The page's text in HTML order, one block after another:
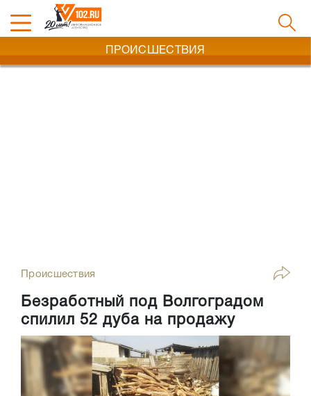
ПРОИСШЕСТВИЯ
Происшествия
Безработный под Волгоградом
спилил 52 дуба на продажу